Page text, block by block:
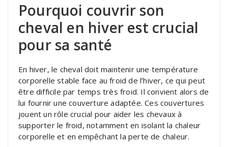
Pourquoi couvrir son
cheval en hiver est crucial
pour sa santé
En hiver, le cheval doit maintenir une température
corporelle stable face au froid de l’hiver, ce qui peut
être difficile par temps très froid. Il convient alors de
lui fournir une couverture adaptée. Ces couvertures
jouent un rôle crucial pour aider les chevaux à
supporter le froid, notamment en isolant la chaleur
corporelle et en empêchant la perte de chaleur.